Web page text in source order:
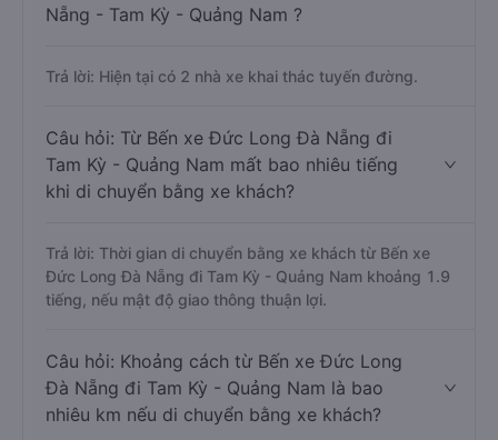
Nẵng - Tam Kỳ - Quảng Nam ?
Trả lời: Hiện tại có 2 nhà xe khai thác tuyến đường.
Câu hỏi: Từ Bến xe Đức Long Đà Nẵng đi
Tam Kỳ - Quảng Nam mất bao nhiêu tiếng
khi di chuyển bằng xe khách?
Trả lời: Thời gian di chuyển bằng xe khách từ Bến xe
Đức Long Đà Nẵng đi Tam Kỳ - Quảng Nam khoảng 1.9
tiếng, nếu mật độ giao thông thuận lợi.
Câu hỏi: Khoảng cách từ Bến xe Đức Long
Đà Nẵng đi Tam Kỳ - Quảng Nam là bao
nhiêu km nếu di chuyển bằng xe khách?